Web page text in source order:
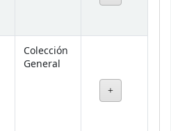
Colección
General